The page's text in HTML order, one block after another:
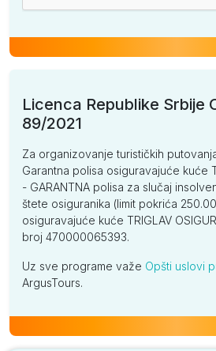
Licenca Republike Srbije
89/2021
Za organizovanje turističkih
Garantna polisa osiguravajuće kuće
- GARANTNA polisa za slučaj
štete osiguranika (limit pokrića
osiguravajuće kuće TRIGLAV
broj 470000065393.
Uz sve programe važe Opšti uslovi
ArgusTours.